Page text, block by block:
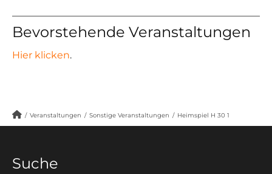
Bevorstehende Veranstaltungen
Hier klicken.
/ Veranstaltungen / Sonstige Veranstaltungen / Heimspiel H 30 1
Suche